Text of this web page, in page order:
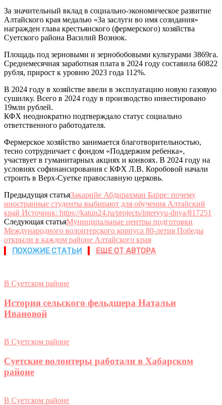
За значительный вклад в социально-экономическое развитие
Алтайского края медалью «За заслуги во имя созидания»
награжден глава крестьянского (фермерского) хозяйства
Суетского района Василий Вознюк.
Площадь под зерновыми и зернобобовыми культурами 3869га.
Среднемесячная заработная плата в 2024 году составила 60822
рубля, прирост к уровню 2023 года 112%.
В 2024 году в хозяйстве ввели в эксплуатацию новую газовую
сушилку. Всего в 2024 году в производство инвестировано
19млн рублей.
КФХ неоднократно подтверждало статус социально
ответственного работодателя.
Фермерское хозяйство занимается благотворительностью,
тесно сотрудничает с фондом «Поддержим ребенка»,
участвует в гуманитарных акциях и конвоях. В 2024 году на
условиях софинансирования с КФХ Л.В. Коробовой начали
строить в Верх-Суетке православную церковь.
Предыдущая статьяЗакарийе Абдирахман Барре: почему
иностранные студенты выбирают для обучения Алтайский
край Источник: https://katun24.ru/projects/intervyu-dnya/817251
Следующая статьяМуниципальные центры подготовки
Международного волонтерского корпуса 80-летия Победы
открыли в каждом районе Алтайского края
ПОХОЖИЕ СТАТЬИ ЕЩЕ ОТ АВТОРА
В Суетском районе
История сельского фельдшера Натальи
Ивановой
В Суетском районе
Суетские волонтеры работали в Хабарском
районе
В Суетском районе